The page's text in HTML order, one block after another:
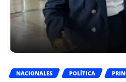
NACIONALES POLÍTICA